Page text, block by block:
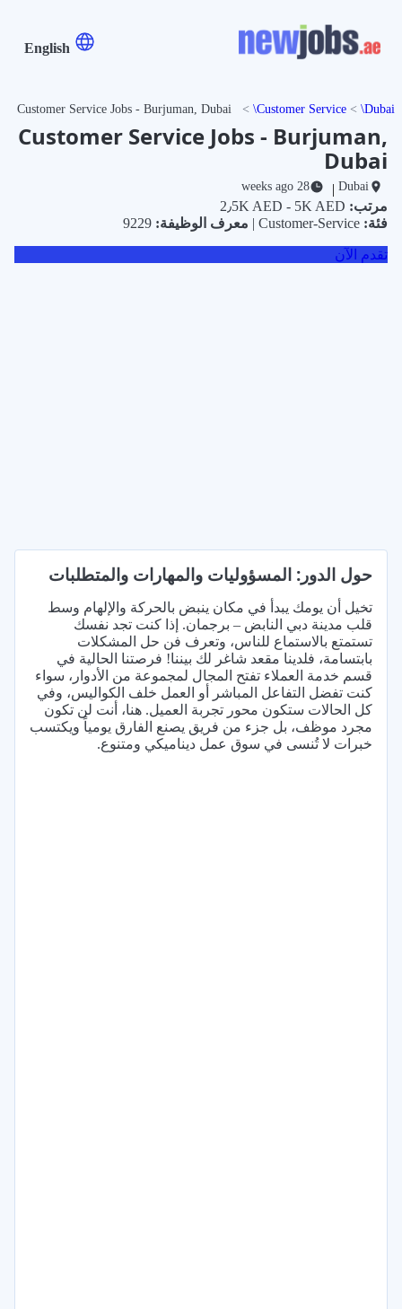
English
Dubai
Customer Service
Customer Service Jobs - Burjuman, Dubai
Customer Service Jobs - Burjuman,
Dubai
Dubai
|
28 weeks ago
مرتب:
فئة:
معرف الوظيفة:
تقدم الآن
حول الدور: المسؤوليات والمهارات والمتطلبات
تخيل أن يومك يبدأ في مكان ينبض بالحركة والإلهام وسط
قلب مدينة دبي النابض – برجمان. إذا كنت تجد نفسك
تستمتع بالاستماع للناس، وتعرف فن حل المشكلات
بابتسامة، فلدينا مقعد شاغر لك بيننا! فرصتنا الحالية في
قسم خدمة العملاء تفتح المجال لمجموعة من الأدوار، سواء
كنت تفضل التفاعل المباشر أو العمل خلف الكواليس، وفي
كل الحالات ستكون محور تجربة العميل. هنا، أنت لن تكون
مجرد موظف، بل جزء من فريق يصنع الفارق يومياً ويكتسب
خبرات لا تُنسى في سوق عمل ديناميكي ومتنوع.